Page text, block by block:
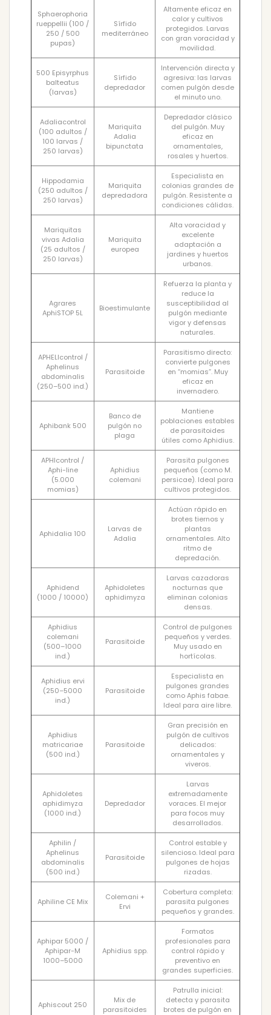
Sphaerophoria
rueppellii (100 /
250 / 500
pupas)
Sírfido
mediterráneo
Altamente eficaz en
calor y cultivos
protegidos. Larvas
con gran voracidad y
movilidad.
500 Episyrphus
balteatus
(larvas)
Sírfido
depredador
Intervención directa y
agresiva: las larvas
comen pulgón desde
el minuto uno.
Adaliacontrol
(100 adultos /
100 larvas /
250 larvas)
Mariquita
Adalia
bipunctata
Depredador clásico
del pulgón. Muy
eficaz en
ornamentales,
rosales y huertos.
Hippodamia
(250 adultos /
250 larvas)
Mariquita
depredadora
Especialista en
colonias grandes de
pulgón. Resistente a
condiciones cálidas.
Mariquitas
vivas Adalia
(25 adultos /
250 larvas)
Mariquita
europea
Alta voracidad y
excelente
adaptación a
jardines y huertos
urbanos.
Agrares
AphiSTOP 5L
Bioestimulante
Refuerza la planta y
reduce la
susceptibilidad al
pulgón mediante
vigor y defensas
naturales.
APHELIcontrol /
Aphelinus
abdominalis
(250–500 ind.)
Parasitoide
Parasitismo directo:
convierte pulgones
en “momias”. Muy
eficaz en
invernadero.
Aphibank 500
Banco de
pulgón no
plaga
Mantiene
poblaciones estables
de parasitoides
útiles como Aphidius.
APHIcontrol /
Aphi-line
(5.000
momias)
Aphidius
colemani
Parasita pulgones
pequeños (como M.
persicae). Ideal para
cultivos protegidos.
Aphidalia 100
Larvas de
Adalia
Actúan rápido en
brotes tiernos y
plantas
ornamentales. Alto
ritmo de
depredación.
Aphidend
(1000 / 10000)
Aphidoletes
aphidimyza
Larvas cazadoras
nocturnas que
eliminan colonias
densas.
Aphidius
colemani
(500–1000
ind.)
Parasitoide
Control de pulgones
pequeños y verdes.
Muy usado en
hortícolas.
Aphidius ervi
(250–5000
ind.)
Parasitoide
Especialista en
pulgones grandes
como Aphis fabae.
Ideal para aire libre.
Aphidius
matricariae
(500 ind.)
Parasitoide
Gran precisión en
pulgón de cultivos
delicados:
ornamentales y
viveros.
Aphidoletes
aphidimyza
(1000 ind.)
Depredador
Larvas
extremadamente
voraces. El mejor
para focos muy
desarrollados.
Aphilin /
Aphelinus
abdominalis
(500 ind.)
Parasitoide
Control estable y
silencioso. Ideal para
pulgones de hojas
rizadas.
Aphiline CE Mix
Colemani +
Ervi
Cobertura completa:
parasita pulgones
pequeños y grandes.
Aphipar 5000 /
Aphipar-M
1000–5000
Aphidius spp.
Formatos
profesionales para
control rápido y
preventivo en
grandes superficies.
Aphiscout 250
Mix de
parasitoides
Patrulla inicial:
detecta y parasita
brotes de pulgón en